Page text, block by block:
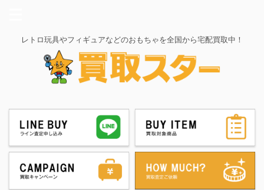
レトロ玩具やフィギュアなどのおもちゃを全国から宅配買取中！